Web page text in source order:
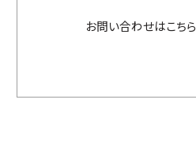
お問い合わせはこちら